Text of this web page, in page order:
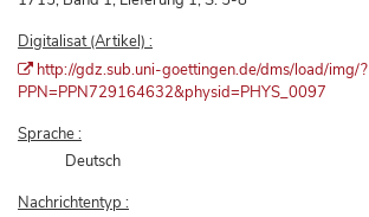
Digitalisat (Artikel) :
http://gdz.sub.uni-goettingen.de/dms/load/img/?
PPN=PPN729164632&physid=PHYS_0097
Sprache :
Deutsch
Nachrichtentyp :